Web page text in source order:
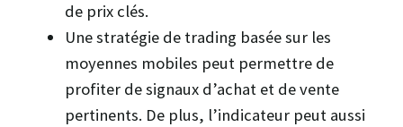
de prix clés.
Une stratégie de trading basée sur les
moyennes mobiles peut permettre de
profiter de signaux d’achat et de vente
pertinents. De plus, l’indicateur peut aussi